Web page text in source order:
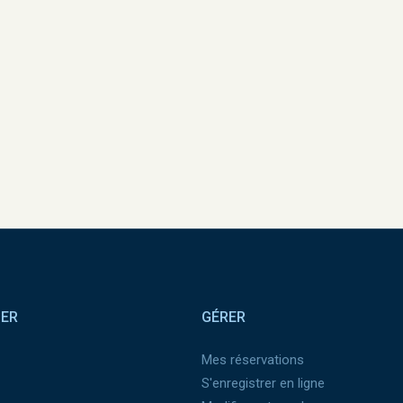
GÉRER
Mes réservations
S'enregistrer en ligne